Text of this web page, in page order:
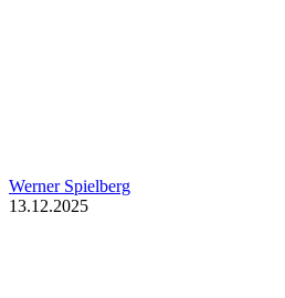
Werner Spielberg
13.12.2025